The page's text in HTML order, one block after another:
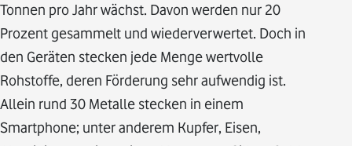
Tonnen pro Jahr wächst. Davon werden nur 20
Prozent gesammelt und wiederverwertet. Doch in
den Geräten stecken jede Menge wertvolle
Rohstoffe, deren Förderung sehr aufwendig ist.
Allein rund 30 Metalle stecken in einem
Smartphone; unter anderem Kupfer, Eisen,